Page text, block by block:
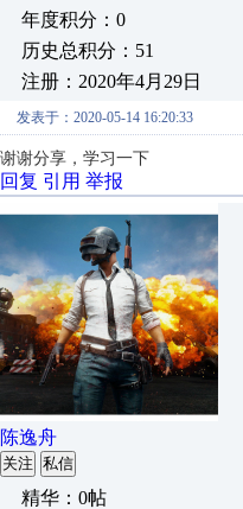
年度积分：0
历史总积分：51
注册：2020年4月29日
发表于：2020-05-14 16:20:33
谢谢分享，学习一下
回复 引用 举报
陈逸舟
关注 私信
精华：0帖